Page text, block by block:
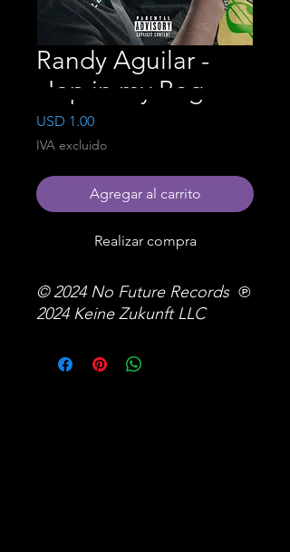
Randy Aguilar -
Hop in my Bag
USD 1.00Precio
IVA excluido
Agregar al carrito
Realizar compra
© 2024 No Future Records ℗
2024 Keine Zukunft LLC